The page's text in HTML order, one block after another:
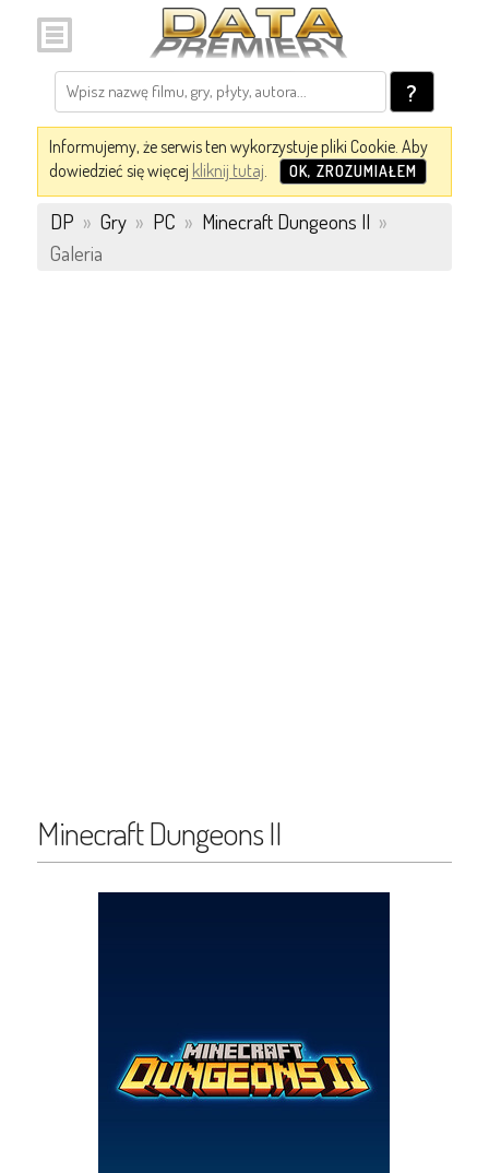
?
Informujemy, że serwis ten wykorzystuje pliki Cookie. Aby
dowiedzieć się więcej kliknij tutaj. OK, ZROZUMIAŁEM
DP » Gry » PC » Minecraft Dungeons II »
Galeria
Minecraft Dungeons II